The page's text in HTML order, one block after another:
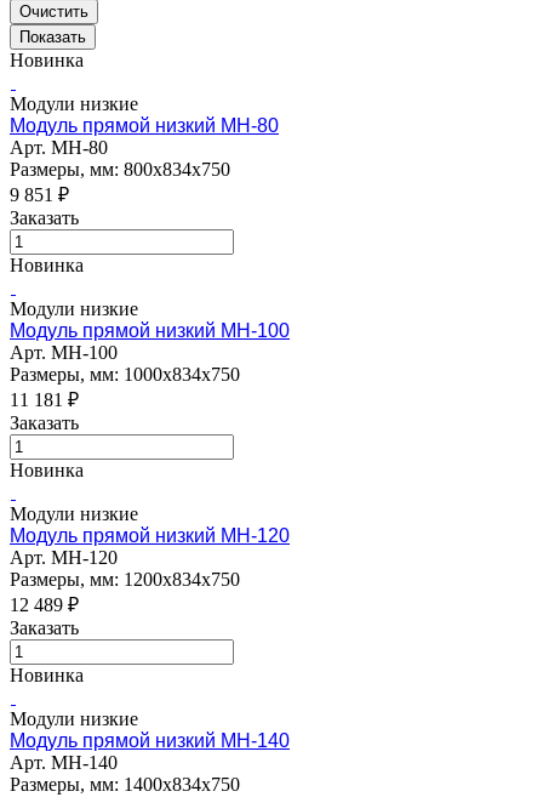
Очистить
Новинка
Модули низкие
Модуль прямой низкий МН-80
Арт. МН-80
Размеры, мм: 800х834х750
9 851 ₽
Заказать
Новинка
Модули низкие
Модуль прямой низкий МН-100
Арт. МН-100
Размеры, мм: 1000х834х750
11 181 ₽
Заказать
Новинка
Модули низкие
Модуль прямой низкий МН-120
Арт. МН-120
Размеры, мм: 1200х834х750
12 489 ₽
Заказать
Новинка
Модули низкие
Модуль прямой низкий МН-140
Арт. МН-140
Размеры, мм: 1400х834х750